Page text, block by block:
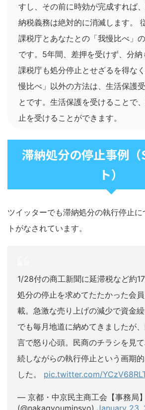
すし、その前に時効が完成すれば
納税義務は絶対的に消滅します。
課税庁とあなたとの「我慢比べ」
です。5年間、差押を受けず、分納
課税庁も処分停止とせざるを得な
慢比べ」以外の方法は、生活保護
とです。生活保護を受けることで
止を受けることができます。
滞納処分の停止事例（
ト）
ツイッターでも滞納処分の執行停止
トがなされています。
1/28付の商工新聞に延滞税など約
処分の停止を求めてたたかった会
載。急激な売り上げの減少で資金
でも毎月地道に納めてきましたが
言で怒り心頭。民商のチラシを見
続しながらの執行停止という画期
した。 pic.twitter.com/
— 京都・中京民主商工会【事務局】